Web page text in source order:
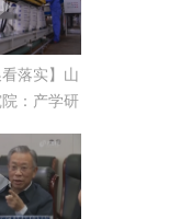
看落实】山
：产学研